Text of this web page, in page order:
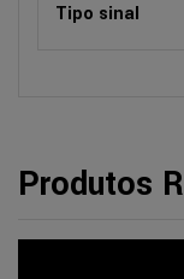
Tipo sinal
Produtos